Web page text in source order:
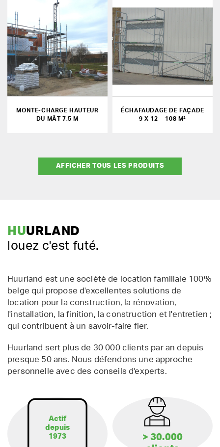
MONTE-CHARGE HAUTEUR
DU MÂT 7,5 M
ÉCHAFAUDAGE DE FAÇADE
9 X 12 = 108 M²
AFFICHER TOUS LES PRODUITS
HUURLAND
louez c'est futé.
Huurland est une société de location familiale 100%
belge qui propose d'excellentes solutions de
location pour la construction, la rénovation,
l'installation, la finition, la construction et l'entretien ;
qui contribuent à un savoir-faire fier.
Huurland sert plus de 30 000 clients par an depuis
presque 50 ans. Nous défendons une approche
personnelle avec des conseils d'experts.
Actif
depuis
1973
> 30.000